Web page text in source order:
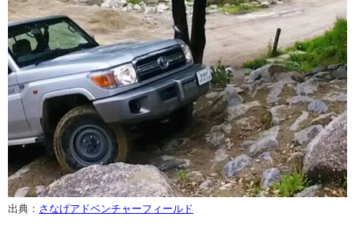
出典： さなげアドベンチャーフィールド